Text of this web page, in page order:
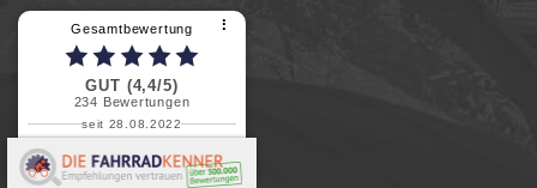
Gesamtbewertung ⠇
GUT (4,4/5)
234 Bewertungen
seit 28.08.2022
Elvira B.
Superschnelle und freundliche